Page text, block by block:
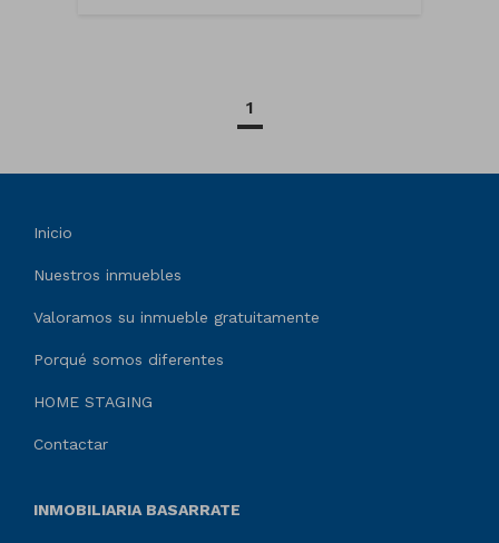
1
Inicio
Nuestros inmuebles
Valoramos su inmueble gratuitamente
Porqué somos diferentes
HOME STAGING
Contactar
INMOBILIARIA BASARRATE